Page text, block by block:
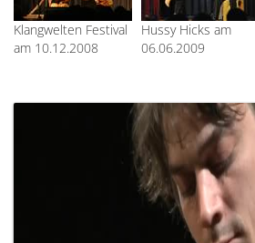
Klangwelten Festival
am 10.12.2008
Hussy Hicks am
06.06.2009